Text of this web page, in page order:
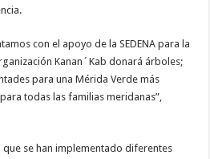
con el apoyo de la SEDENA para la
Kanan´Kab donará árboles;
para una Mérida Verde más
todas las familias meridanas”,
se han implementado diferentes